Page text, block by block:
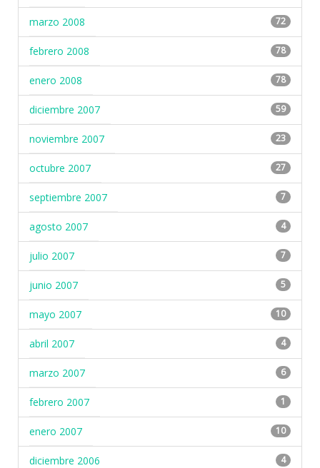
marzo 2008 72
febrero 2008 78
enero 2008 78
diciembre 2007 59
noviembre 2007 23
octubre 2007 27
septiembre 2007 7
agosto 2007 4
julio 2007 7
junio 2007 5
mayo 2007 10
abril 2007 4
marzo 2007 6
febrero 2007 1
enero 2007 10
diciembre 2006 4